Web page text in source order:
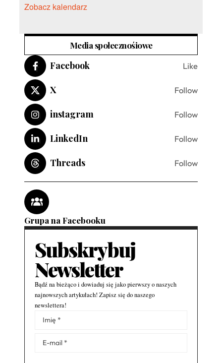
Zobacz kalendarz
Media społecznośiowe
Facebook Like
X Follow
instagram Follow
LinkedIn Follow
Threads Follow
Grupa na Facebooku
Subskrybuj
Newsletter
Bądź na bieżąco i dowiaduj się jako pierwszy o naszych
najnowszych artykułach! Zapisz się do naszego
newslettera!
Alternative: